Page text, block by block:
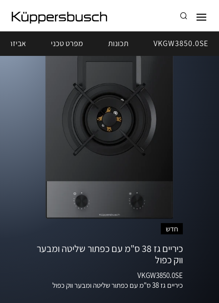
VKGW3850.0SE תכונות מפרט טכני אביזרים
חדש
כיריים גז 38 ס"מ עם כפתור שליטה ומבער
ווק כפול
VKGW3850.0SE
כיריים גז 38 ס"מ עם כפתור שליטה ומבער ווק כפול